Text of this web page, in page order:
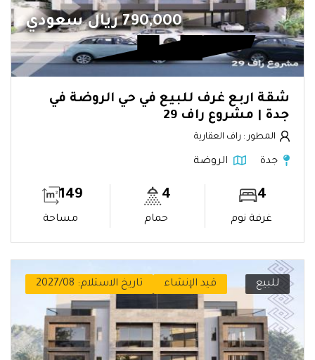
790,000 ريال سعودي
شقة اربع غرف للبيع في حي الروضة في
جدة | مشروع راف 29
المطور : راف العقارية
جدة الروضة
4
غرفة نوم
4
حمام
149
مساحة
للبيع قيد الإنشاء تاريخ الاستلام: 2027/08